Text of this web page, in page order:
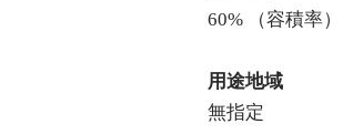
60% （容積率）
用途地域
無指定